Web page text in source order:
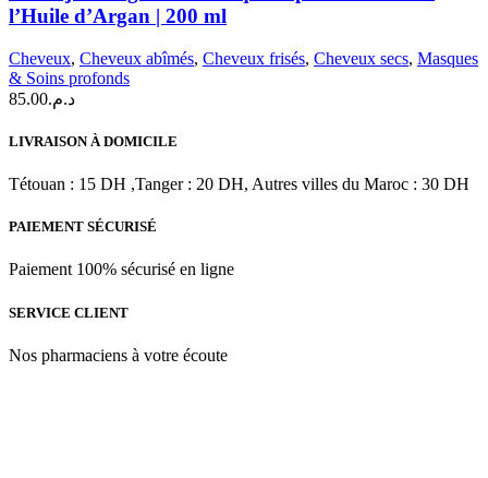
–
Argan
Masque
capillaire
lissant
l’Huile
|
ml
l’Huile d’Argan | 200 ml
Cheveux, Cheveux abîmés, Cheveux frisés, Cheveux secs, Masques
& Soins profonds
د.م.85.00
LIVRAISON À DOMICILE
Tétouan : 15 DH ,Tanger : 20 DH, Autres villes du Maroc : 30 DH
PAIEMENT SÉCURISÉ
Paiement 100% sécurisé en ligne
SERVICE CLIENT
Nos pharmaciens à votre écoute